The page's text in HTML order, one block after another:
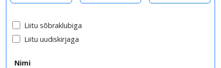
Liitu sõbraklubiga
Liitu uudiskirjaga
Nimi